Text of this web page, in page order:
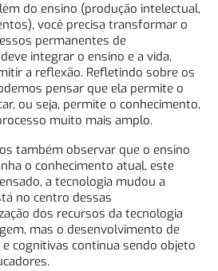
do ensino (produção intelectual,
você precisa transformar o
permanentes de
integrar o ensino e a vida,
a reflexão. Refletindo sobre os
pensar que ela permite o
ou seja, permite o conhecimento,
muito mais amplo.
também observar que o ensino
o conhecimento atual, este
a tecnologia mudou a
no centro dessas
dos recursos da tecnologia
mas o desenvolvimento de
cognitivas continua sendo objeto